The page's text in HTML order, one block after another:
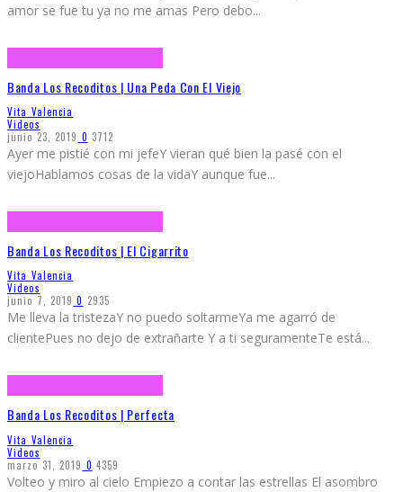
amor se fue tu ya no me amas Pero debo...
Banda Los Recoditos | Una Peda Con El Viejo
Vita Valencia
Videos
junio 23, 2019 0 3712
Ayer me pistié con mi jefeY vieran qué bien la pasé con el
viejoHablamos cosas de la vidaY aunque fue...
Banda Los Recoditos | El Cigarrito
Vita Valencia
Videos
junio 7, 2019 0 2935
Me lleva la tristezaY no puedo soltarmeYa me agarró de
clientePues no dejo de extrañarte Y a ti seguramenteTe está...
Banda Los Recoditos | Perfecta
Vita Valencia
Videos
marzo 31, 2019 0 4359
Volteo y miro al cielo Empiezo a contar las estrellas El asombro